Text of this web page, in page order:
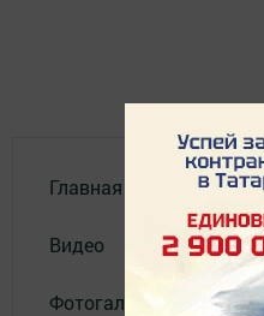
Главная
Видео
Фотогалереи